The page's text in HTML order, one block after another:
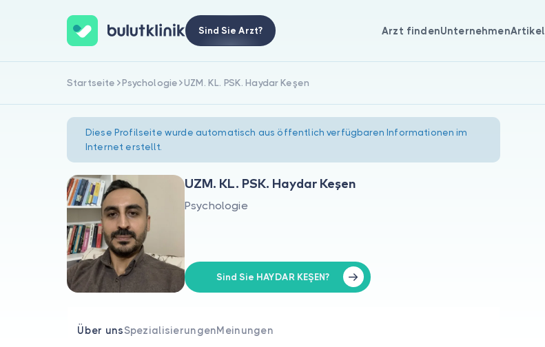
Sind Sie Arzt? Arzt findenUnternehmenArtikel
Startseite Psychologie UZM. KL. PSK. Haydar Keşen
Diese Profilseite wurde automatisch aus öffentlich verfügbaren Informationen im
Internet erstellt.
UZM. KL. PSK. Haydar Keşen
Psychologie
Sind Sie HAYDAR KEŞEN?
Über unsSpezialisierungenMeinungen